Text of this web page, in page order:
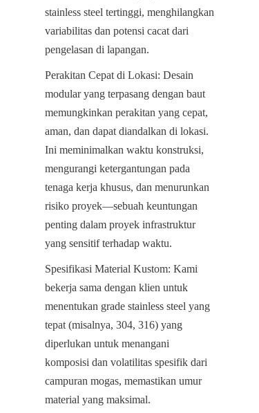
stainless steel tertinggi, menghilangkan
variabilitas dan potensi cacat dari
pengelasan di lapangan.
Perakitan Cepat di Lokasi: Desain
modular yang terpasang dengan baut
memungkinkan perakitan yang cepat,
aman, dan dapat diandalkan di lokasi.
Ini meminimalkan waktu konstruksi,
mengurangi ketergantungan pada
tenaga kerja khusus, dan menurunkan
risiko proyek—sebuah keuntungan
penting dalam proyek infrastruktur
yang sensitif terhadap waktu.
Spesifikasi Material Kustom: Kami
bekerja sama dengan klien untuk
menentukan grade stainless steel yang
tepat (misalnya, 304, 316) yang
diperlukan untuk menangani
komposisi dan volatilitas spesifik dari
campuran mogas, memastikan umur
material yang maksimal.